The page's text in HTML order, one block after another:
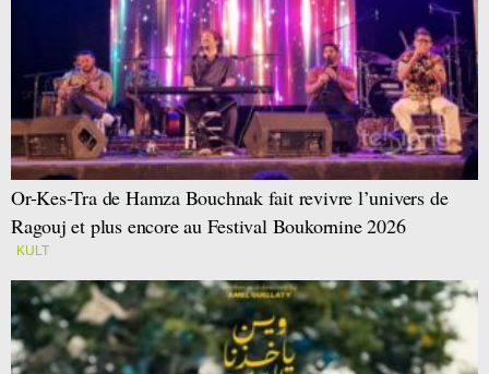
Or-Kes-Tra de Hamza Bouchnak fait revivre l’univers de
Ragouj et plus encore au Festival Boukornine 2026
KULT